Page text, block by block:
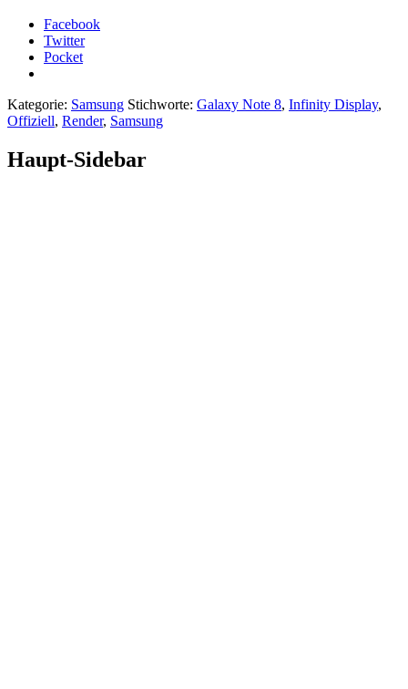
Facebook
Twitter
Pocket
Kategorie: Samsung Stichworte: Galaxy Note 8, Infinity Display,
Offiziell, Render, Samsung
Haupt-Sidebar